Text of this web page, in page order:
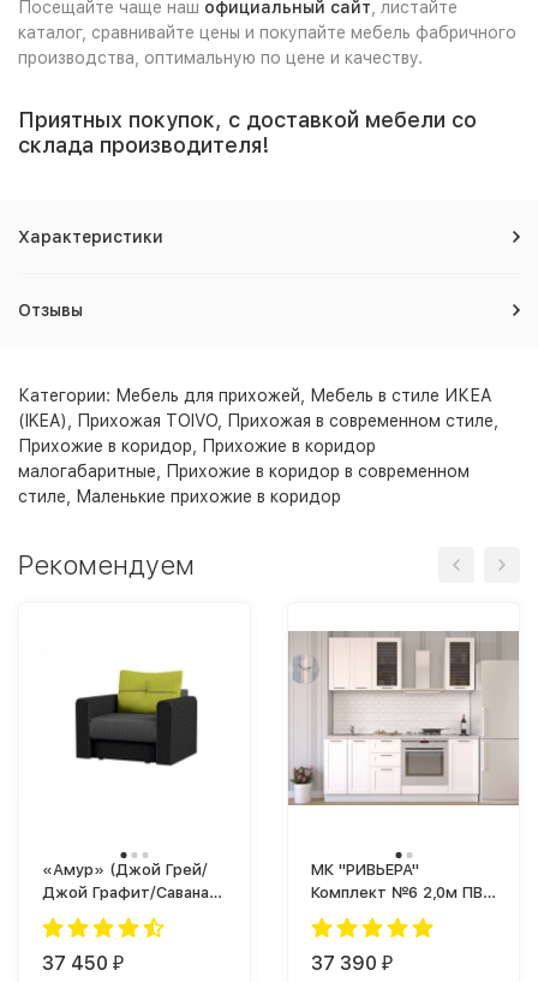
Посещайте чаще наш официальный сайт , листайте
каталог, сравнивайте цены и покупайте мебель фабричного
производства, оптимальную по цене и качеству.
Приятных покупок, с доставкой мебели со
склада производителя!
Характеристики
Отзывы
Категории: Мебель для прихожей
Мебель в стиле ИКЕА
(IKEA)
Прихожая TOIVO Прихожая в современном стиле
Прихожие в коридор
Прихожие в коридор
малогабаритные
Прихожие в коридор в современном
стиле
Маленькие прихожие в коридор
Рекомендуем
«Амур» (Джой Грей/
Джой Графит/Савана
Грин)
37 450 ₽
МК "РИВЬЕРА"
Комплект №6 2,0м ПВХ
Белый/ корпус
Супербелый (1181 Ш)
37 390 ₽